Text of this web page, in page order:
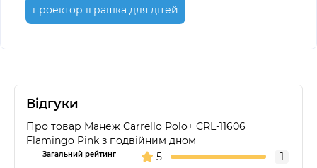
проектор іграшка для дітей
Відгуки
Про товар Манеж Carrello Polo+ CRL-11606
Flamingo Pink з подвійним дном
Загальний рейтинг 5
1